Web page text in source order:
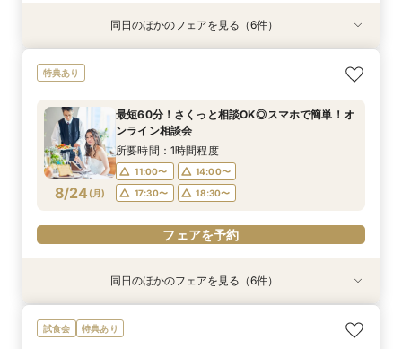
特典あり
8/23(日)
＼料理重視の方へ／最高グレードへUP特典付◎
9:00〜
14:00〜
17:30〜
フェアを予約
特典あり
8/23(日)
【BIG】フェア選びに迷ったらこちら！【当館人
所要時間：3時間程度
14:00〜
17:30〜
フェアを予約
特典あり
8/23(日)
9:00〜
14:00〜
17:30〜
フェアを予約
特典あり
8/23(日)
＼駅直結＆ワンフロア貸切／持込OK×自由度◎贅
9:00〜
14:00〜
17:30〜
フェアを予約
特典あり
8/23(日)
9:00〜
14:00〜
17:30〜
フェアを予約
特典あり
8/23(日)
＼1件目来館特典有／贅沢試食付◆見積もり＆日
9:00〜
14:00〜
17:30〜
フェアを予約
同日のほかのフェアを見る（6件）
特典あり
8/24 (月)
最短60分！さくっと相談OK◎スマホで簡単！オ
ンライン相談会
所要時間：1時間程度
11:00〜
14:00〜
17:30〜
18:30〜
フェアを予約
特典あり
＼料理重視の方へ／最高グレードへUP特典付◎
人気料理演出体験
特典あり
＼会費婚を検討の方向け／試食付き◎お披露目
パーティー相談会
特典あり
＼駅直結＆ワンフロア貸切／持込OK×自由度◎贅
沢空間で叶うW
特典あり
【自己負担ゼロで叶う】パーティースタイル提
案！コスパ◎相談会
特典あり
＼1件目来館特典有／贅沢試食付◆見積もり＆日
程イチから相談会
特典あり
平日限定特典あり◆コスパ×アクセス◎肩肘張ら
ないリラックスW
同日のほかのフェアを見る（6件）
試食会 特典あり